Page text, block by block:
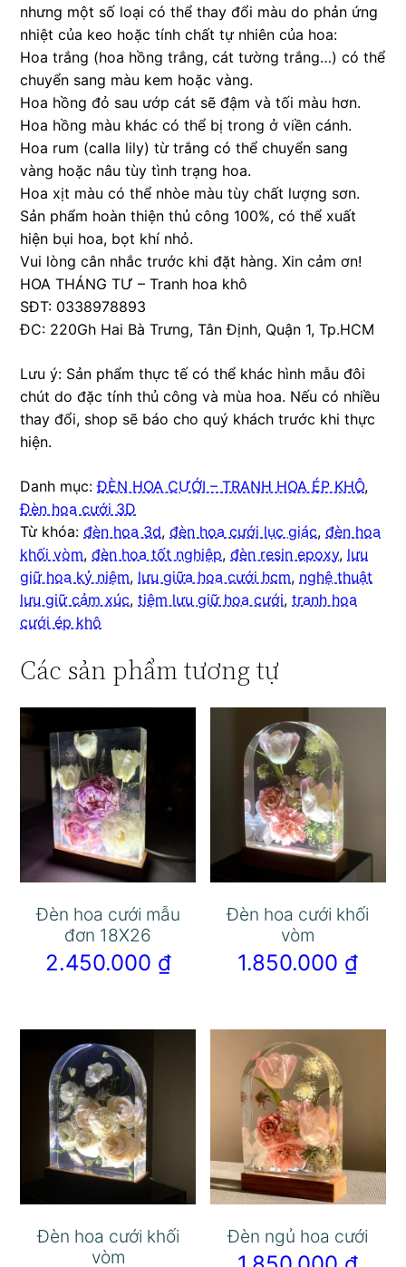
nhưng một số loại có thể thay đổi màu do phản ứng
nhiệt của keo hoặc tính chất tự nhiên của hoa:
Hoa trắng (hoa hồng trắng, cát tường trắng…) có thể
chuyển sang màu kem hoặc vàng.
Hoa hồng đỏ sau ướp cát sẽ đậm và tối màu hơn.
Hoa hồng màu khác có thể bị trong ở viền cánh.
Hoa rum (calla lily) từ trắng có thể chuyển sang
vàng hoặc nâu tùy tình trạng hoa.
Hoa xịt màu có thể nhòe màu tùy chất lượng sơn.
Sản phẩm hoàn thiện thủ công 100%, có thể xuất
hiện bụi hoa, bọt khí nhỏ.
Vui lòng cân nhắc trước khi đặt hàng. Xin cảm ơn!
HOA THÁNG TƯ – Tranh hoa khô
SĐT: 0338978893
ĐC: 220Gh Hai Bà Trưng, Tân Định, Quận 1, Tp.HCM
Lưu ý: Sản phẩm thực tế có thể khác hình mẫu đôi
chút do đặc tính thủ công và mùa hoa. Nếu có nhiều
thay đổi, shop sẽ báo cho quý khách trước khi thực
hiện.
Danh mục:ĐÈN HOA CƯỚI – TRANH HOA ÉP KHÔ,
Đèn hoa cưới 3D
Từ khóa:đèn hoa 3d,đèn hoa cưới lục giác,đèn hoa
khối vòm,đèn hoa tốt nghiệp,đèn resin epoxy, lưu
giữ hoa kỷ niệm, lưu giữa hoa cưới hcm, nghệ thuật
lưu giữ cảm xúc,tiệm lưu giữ hoa cưới,tranh hoa
cưới ép khô
Các sản phẩm tương tự
Đèn hoa cưới mẫu
đơn 18X26
2.450.000 ₫
Đèn hoa cưới khối
vòm
1.850.000 ₫
Đèn hoa cưới khối
vòm
Đèn ngủ hoa cưới